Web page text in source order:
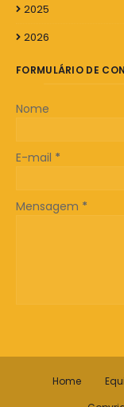
2025
2026
FORMULÁRIO DE
Nome
E-mail *
Mensagem *
Home